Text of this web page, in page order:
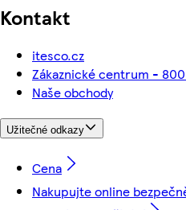
Kontakt
itesco.cz
Zákaznické centrum -
Naše obchody
Užitečné odkazy
Cena
Nakupujte online